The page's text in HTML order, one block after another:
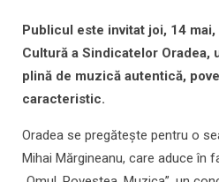
Publicul este invitat joi, 14 mai,
Cultură a Sindicatelor Oradea,
plină de muzică autentică,
caracteristic.
Oradea se pregătește pentru o
Mihai Mărgineanu, care aduce în